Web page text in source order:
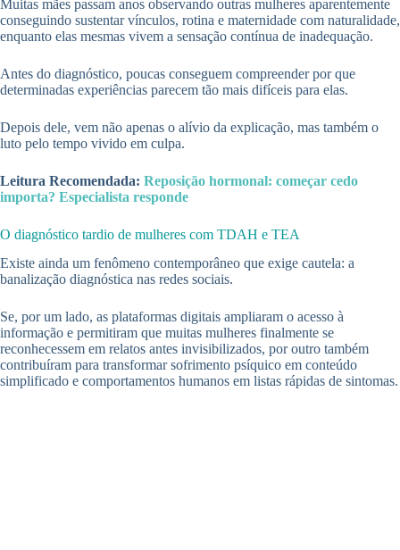
Muitas mães passam anos observando outras mulheres aparentemente
conseguindo sustentar vínculos, rotina e maternidade com naturalidade,
enquanto elas mesmas vivem a sensação contínua de inadequação.
Antes do diagnóstico, poucas conseguem compreender por que
determinadas experiências parecem tão mais difíceis para elas.
Depois dele, vem não apenas o alívio da explicação, mas também o
luto pelo tempo vivido em culpa.
Leitura Recomendada: Reposição hormonal: começar cedo
importa? Especialista responde
O diagnóstico tardio de mulheres com TDAH e TEA
Existe ainda um fenômeno contemporâneo que exige cautela: a
banalização diagnóstica nas redes sociais.
Se, por um lado, as plataformas digitais ampliaram o acesso à
informação e permitiram que muitas mulheres finalmente se
reconhecessem em relatos antes invisibilizados, por outro também
contribuíram para transformar sofrimento psíquico em conteúdo
simplificado e comportamentos humanos em listas rápidas de sintomas.